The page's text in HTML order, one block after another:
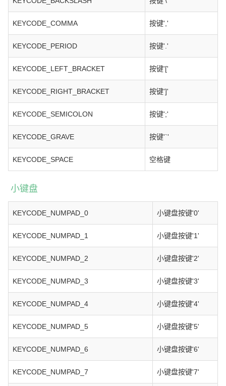
KEYCODE_COMMA 按键','
KEYCODE_PERIOD 按键'.'
KEYCODE_LEFT_BRACKET 按键'['
KEYCODE_RIGHT_BRACKET 按键']'
KEYCODE_SEMICOLON 按键';'
KEYCODE_GRAVE 按键'`'
KEYCODE_SPACE 空格键
小键盘
KEYCODE_NUMPAD_0 小键盘按键'0'
KEYCODE_NUMPAD_1 小键盘按键'1'
KEYCODE_NUMPAD_2 小键盘按键'2'
KEYCODE_NUMPAD_3 小键盘按键'3'
KEYCODE_NUMPAD_4 小键盘按键'4'
KEYCODE_NUMPAD_5 小键盘按键'5'
KEYCODE_NUMPAD_6 小键盘按键'6'
KEYCODE_NUMPAD_7 小键盘按键'7'